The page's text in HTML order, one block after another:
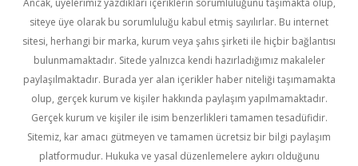
Ancak, üyelerimiz yazdıkları içeriklerin sorumluluğunu taşımakta olup,
siteye üye olarak bu sorumluluğu kabul etmiş sayılırlar. Bu internet
sitesi, herhangi bir marka, kurum veya şahıs şirketi ile hiçbir bağlantısı
bulunmamaktadır. Sitede yalnızca kendi hazırladığımız makaleler
paylaşılmaktadır. Burada yer alan içerikler haber niteliği taşımamakta
olup, gerçek kurum ve kişiler hakkında paylaşım yapılmamaktadır.
Gerçek kurum ve kişiler ile isim benzerlikleri tamamen tesadüfidir.
Sitemiz, kar amacı gütmeyen ve tamamen ücretsiz bir bilgi paylaşım
platformudur. Hukuka ve yasal düzenlemelere aykırı olduğunu